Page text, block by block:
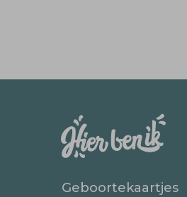
Geboortekaartjes